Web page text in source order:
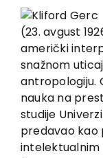
About us
Books
In preparation
Sale
Authors
News
EU PROJECTS
(23. avgust
američki
snažnom
antropologiju.
nauka na
studije
predavao kao
intelektualnim